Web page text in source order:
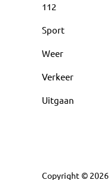
112
Sport
Weer
Verkeer
Uitgaan
Copyright © 2026